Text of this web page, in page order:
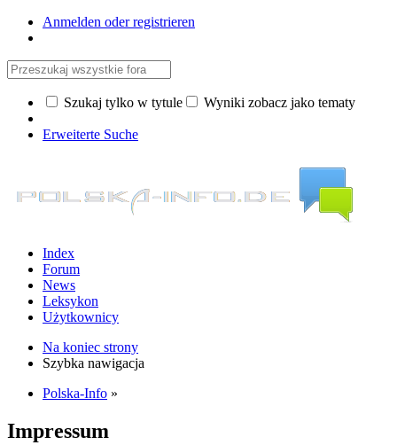
Anmelden oder registrieren
Szukaj tylko w tytule Wyniki zobacz jako tematy
Erweiterte Suche
Index
Forum
News
Leksykon
Użytkownicy
Na koniec strony
Szybka nawigacja
Polska-Info »
Impressum